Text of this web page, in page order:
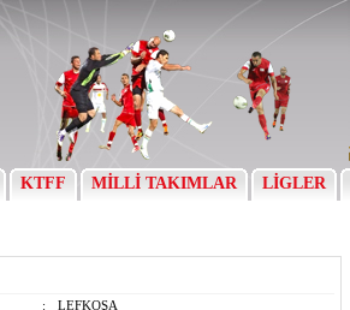
KTFF MİLLİ TAKIMLAR LİGLER
:
LEFKOŞA